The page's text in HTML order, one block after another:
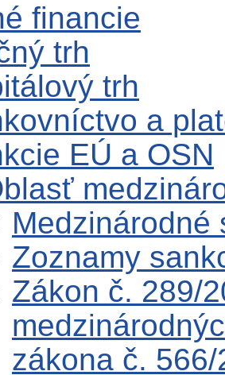
financie
trh
trh
a
EÚ a OSN
Medzinárodné
Zoznamy
Zákon č. 289/
zákona č.